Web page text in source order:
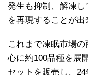
発生も抑制、解凍
を再現することが出
これまで凍眠市場
心に約100品種を展
セットを販売し、